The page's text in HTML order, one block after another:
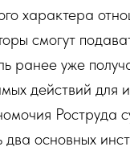
характера
смогут
ранее уже
действий для
Роструда
основных